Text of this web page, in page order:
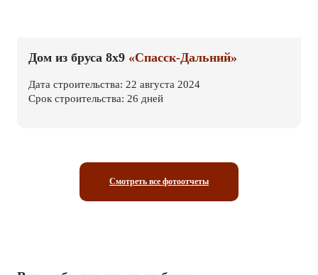
Дом из бруса 8х9 «Спасск-Дальний»
Дата строительства: 22 августа 2024
Срок строительства: 26 дней
Смотреть все фотоотчеты